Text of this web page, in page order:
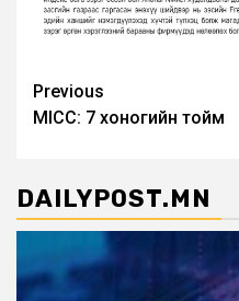
Post
navigation
Previous
MICC: 7 хоногийн тойм
DAILYPOST.MN